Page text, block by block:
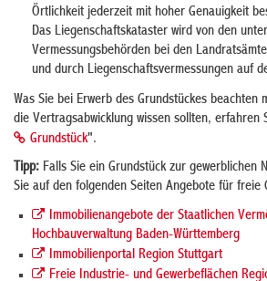
Örtlichkeit jederzeit mit hoher Genauigkeit
Das Liegenschaftskataster wird von den
Vermessungsbehörden bei den
und durch Liegenschaftsvermessungen auf
Was Sie bei Erwerb des Grundstückes beachten
die Vertragsabwicklung wissen sollten, erfahren
Grundstück".
Tipp: Falls Sie ein Grundstück zur gewerblichen
Sie auf den folgenden Seiten Angebote für freie
Immobilienangebote der Staatlichen
Hochbauverwaltung Baden-Württemberg
Immobilienportal Region Stuttgart
Freie Industrie- und Gewerbeflächen